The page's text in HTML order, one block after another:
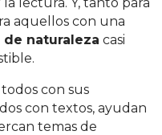
aquellos con una
de naturaleza casi
con sus
con textos, ayudan
temas de